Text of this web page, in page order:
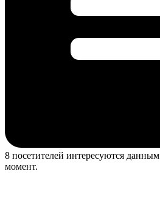
8 посетителей интересуются
момент.